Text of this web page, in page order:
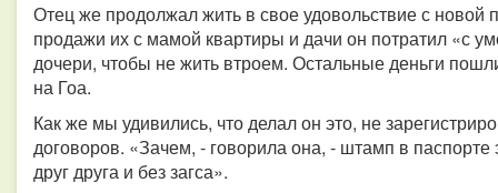
Отец же продолжал жить в свое удовольствие с новой
продажи их с мамой квартиры и дачи он потратил «с
дочери, чтобы не жить втроем. Остальные деньги
на Гоа.
Как же мы удивились, что делал он это, не
договоров. «Зачем, - говорила она, - штамп в
друг друга и без загса».